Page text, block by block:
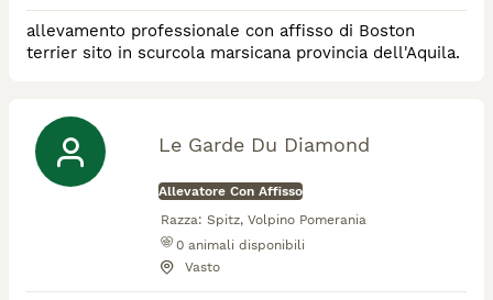
allevamento professionale con affisso di Boston
terrier sito in scurcola marsicana provincia dell'Aquila.
Le Garde Du Diamond
Allevatore Con Affisso
Razza: Spitz, Volpino Pomerania
0 animali disponibili
Vasto